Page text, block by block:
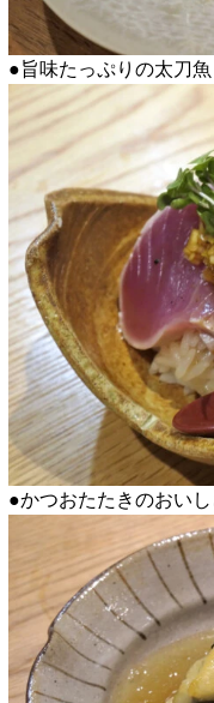
●旨味たっぷりの太刀
●かつおたたきのおい